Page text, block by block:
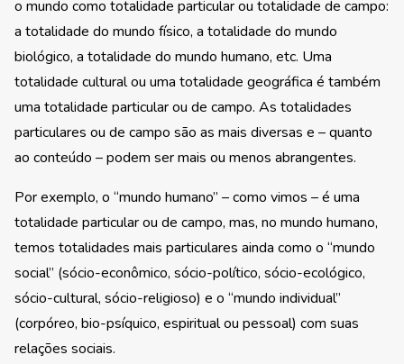
o mundo como totalidade particular ou totalidade de campo:
a totalidade do mundo físico, a totalidade do mundo
biológico, a totalidade do mundo humano, etc. Uma
totalidade cultural ou uma totalidade geográfica é também
uma totalidade particular ou de campo. As totalidades
particulares ou de campo são as mais diversas e – quanto
ao conteúdo – podem ser mais ou menos abrangentes.
Por exemplo, o “mundo humano” – como vimos – é uma
totalidade particular ou de campo, mas, no mundo humano,
temos totalidades mais particulares ainda como o “mundo
social” (sócio-econômico, sócio-político, sócio-ecológico,
sócio-cultural, sócio-religioso) e o “mundo individual”
(corpóreo, bio-psíquico, espiritual ou pessoal) com suas
relações sociais.